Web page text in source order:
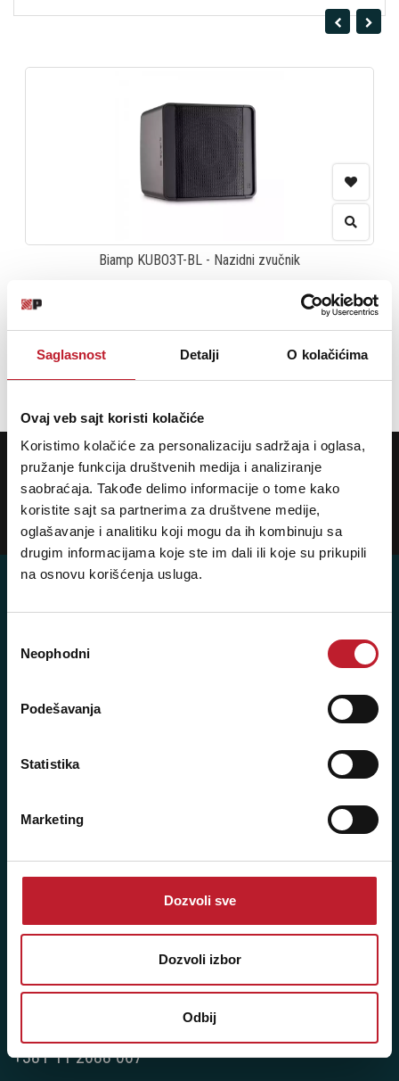
Saglasnost Detalji O kolačićima
Ovaj veb sajt koristi kolačiće
Koristimo kolačiće za personalizaciju sadržaja i oglasa,
pružanje funkcija društvenih medija i analiziranje
saobraćaja. Takođe delimo informacije o tome kako
koristite sajt sa partnerima za društvene medije,
oglašavanje i analitiku koji mogu da ih kombinuju sa
drugim informacijama koje ste im dali ili koje su prikupili
na osnovu korišćenja usluga.
сагласности
Neophodni
Podešavanja
Statistika
Marketing
Dozvoli sve
Dozvoli izbor
Odbij
Biamp KUBO3T-BL - Nazidni zvučnik
DODAJ U KORPU
POTREBNA VAM JE POMOĆ? POZOVITE NAS!
Ukoliko želite da dobijete najnovije informacije o novitetima i popustima,
prijavite se na naš NEWSLETTER!
11103 Beograd, Srbija
Pozovite nas: +381 11 33-47-615
NAŠE PRODAVNICE
Beograd - Svetogorska 9
+381 11 3347 615
+381 11 2688 067